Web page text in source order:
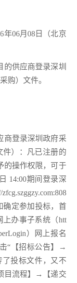
年06月08日（北京
供应商登录深圳
购）文件。
商登录深圳政府采
件）：凡已注册的
的操作权限，可于
14:00期间登录深
确定参加投标，首
上办事子系统（htt
）网上报名
“【招标公告】→
了投标文件，又不
目流程】→【递交